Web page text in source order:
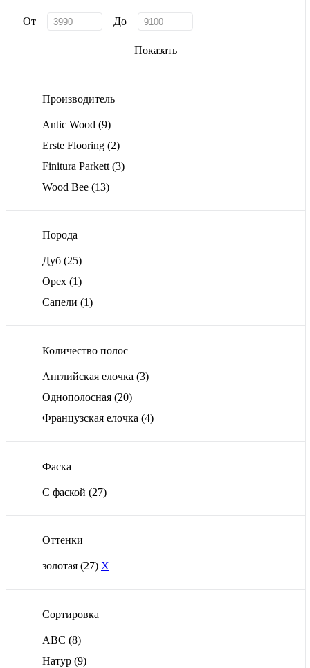
От До
Показать
Производитель
Antic Wood (9)
Erste Flooring (2)
Finitura Parkett (3)
Wood Bee (13)
Порода
Дуб (25)
Орех (1)
Сапели (1)
Количество полос
Английская елочка (3)
Однополосная (20)
Французская елочка (4)
Фаска
С фаской (27)
Оттенки
золотая (27) X
Сортировка
ABС (8)
Натур (9)